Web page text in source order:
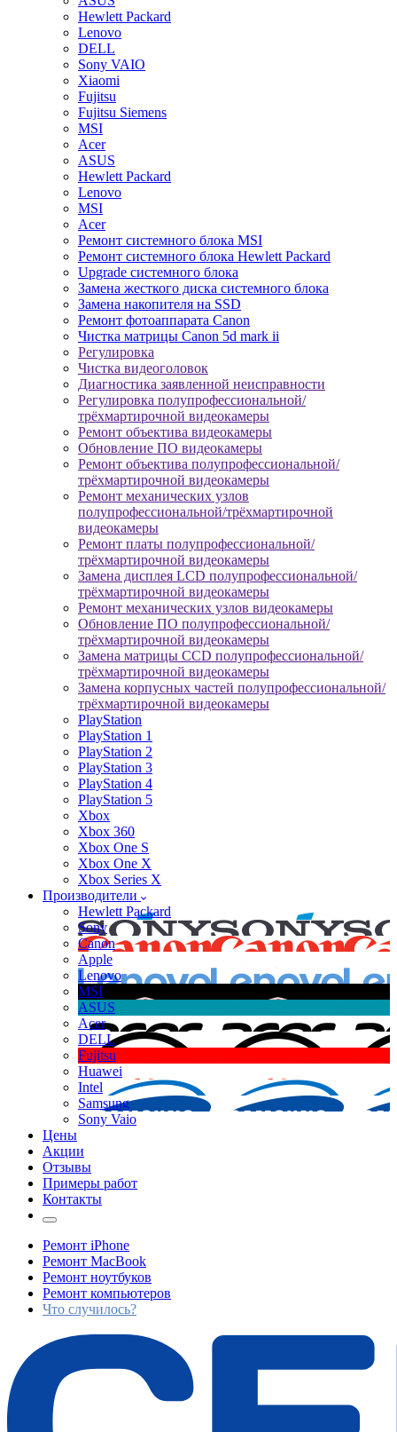
Hewlett Packard
Lenovo
DELL
Sony VAIO
Xiaomi
Fujitsu
Fujitsu Siemens
MSI
Acer
ASUS
Hewlett Packard
Lenovo
MSI
Acer
Ремонт системного блока MSI
Ремонт системного блока Hewlett Packard
Upgrade системного блока
Замена жесткого диска системного блока
Замена накопителя на SSD
Ремонт фотоаппарата Canon
Чистка матрицы Canon 5d mark ii
Регулировка
Чистка видеоголовок
Диагностика заявленной неисправности
Регулировка полупрофессиональной/
трёхмартирочной видеокамеры
Ремонт объектива видеокамеры
Обновление ПО видеокамеры
Ремонт объектива полупрофессиональной/
трёхмартирочной видеокамеры
Ремонт механических узлов
полупрофессиональной/трёхмартирочной
видеокамеры
Ремонт платы полупрофессиональной/
трёхмартирочной видеокамеры
Замена дисплея LCD полупрофессиональной/
трёхмартирочной видеокамеры
Ремонт механических узлов видеокамеры
Обновление ПО полупрофессиональной/
трёхмартирочной видеокамеры
Замена матрицы CCD полупрофессиональной/
трёхмартирочной видеокамеры
Замена корпусных частей полупрофессиональной/
трёхмартирочной видеокамеры
PlayStation
PlayStation 1
PlayStation 2
PlayStation 3
PlayStation 4
PlayStation 5
Xbox
Xbox 360
Xbox One S
Xbox One X
Xbox Series X
Производители
Hewlett Packard
Sony
Canon
Apple
Lenovo
MSI
ASUS
Acer
DELL
Fujitsu
Huawei
Intel
Samsung
Sony Vaio
Цены
Акции
Отзывы
Примеры работ
Контакты
Ремонт iPhone
Ремонт MacBook
Ремонт ноутбуков
Ремонт компьютеров
Что случилось?